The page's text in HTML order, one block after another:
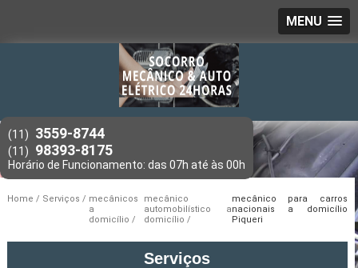
MENU
(11) 3559-8744
(11) 98393-8175
Home Serviços
mecânicos
a
domicílio
mecânico
automobilístico a
domicílio
mecânico para carros
nacionais a domicílio
Piqueri
Serviços